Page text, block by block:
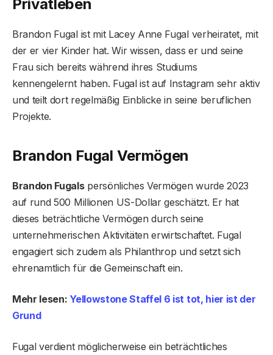
Privatleben
Brandon Fugal ist mit Lacey Anne Fugal verheiratet, mit
der er vier Kinder hat. Wir wissen, dass er und seine
Frau sich bereits während ihres Studiums
kennengelernt haben. Fugal ist auf Instagram sehr aktiv
und teilt dort regelmäßig Einblicke in seine beruflichen
Projekte.
Brandon Fugal Vermögen
Brandon Fugalspersönliches Vermögen wurde 2023
auf rund 500 Millionen US-Dollar geschätzt. Er hat
dieses beträchtliche Vermögen durch seine
unternehmerischen Aktivitäten erwirtschaftet. Fugal
engagiert sich zudem als Philanthrop und setzt sich
ehrenamtlich für die Gemeinschaft ein.
Mehr lesen: Yellowstone Staffel 6 ist tot, hier ist der
Grund
Fugal verdient möglicherweise ein beträchtliches